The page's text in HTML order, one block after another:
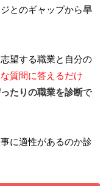
とのギャップから早
望する職業と自分の
質問に答えるだけ
たりの職業を診断で
に適性があるのか診